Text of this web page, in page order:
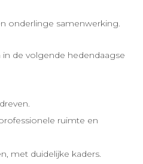
onderlinge samenwerking.
de volgende hedendaagse
ruimte en
met duidelijke kaders.